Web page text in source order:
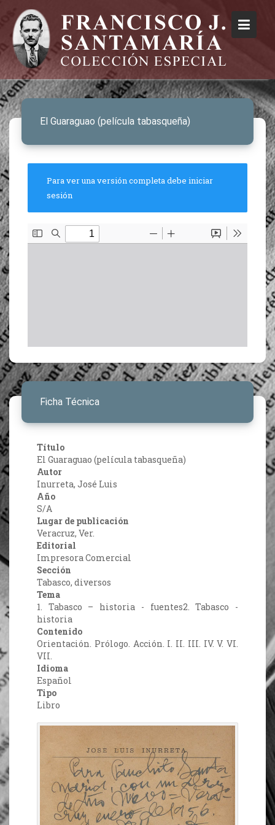
El Guaraguao (película tabasqueña)
Para ver una versión completa debe iniciar
sesión
Ficha Técnica
Título
El Guaraguao (película tabasqueña)
Autor
Inurreta, José Luis
Año
S/A
Lugar de publicación
Veracruz, Ver.
Editorial
Impresora Comercial
Sección
Tabasco, diversos
Tema
1. Tabasco – historia - fuentes2. Tabasco -
historia
Contenido
Orientación. Prólogo. Acción. I. II. III. IV. V. VI.
VII.
Idioma
Español
Tipo
Libro